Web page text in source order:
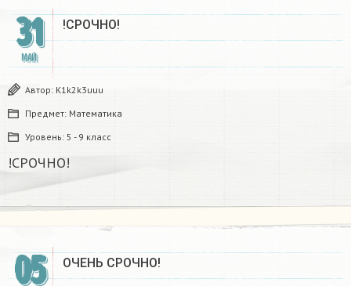
31
МАЙ
!СРОЧНО!
Автор: K1k2k3uuu
Предмет: Математика
Уровень: 5 - 9 класс
!СРОЧНО!
05 ОЧЕНЬ СРОЧНО!​